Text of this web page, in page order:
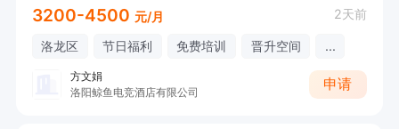
3200-4500 元/月 2天前
洛龙区 节日福利 免费培训 晋升空间 ...
方文娟
洛阳鲸鱼电竞酒店有限公司
申请